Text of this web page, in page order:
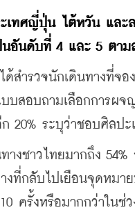
ะเทศญี่ปุ่น ไต้หวัน และ
นอันดับที่ 4 และ 5 ตาม
ำรวจนักเดินทางที่จอง
บสอบถามเลือกการผจ
20% ระบุว่าชอบศิลป
ชาวไทยมากถึง 54%
งที่กลับไปเยือนจุดหมา
ครั้งหรือมากกว่าในช่